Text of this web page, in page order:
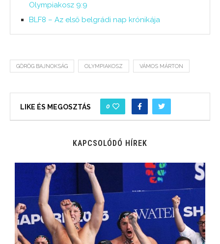
Olympiakosz 9:9
BLF8 – Az első belgrádi nap krónikája
GÖRÖG BAJNOKSÁG OLYMPIAKOSZ VÁMOS MÁRTON
LIKE ÉS MEGOSZTÁS 0
KAPCSOLÓDÓ HÍREK